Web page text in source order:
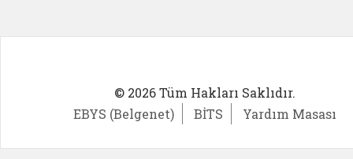
© 2026 Tüm Hakları Saklıdır.
EBYS (Belgenet)
BİTS Yardım Masası